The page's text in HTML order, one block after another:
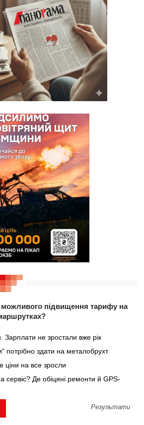
можливого підвищення тарифу на
Зарплати не зростали вже рік
потрібно здати на металобрухт
ціни на все зросли
сервіс? Де обіцяні ремонти й GPS-
Результати